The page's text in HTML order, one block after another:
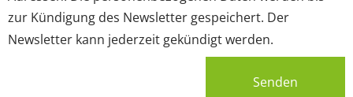
zur Kündigung des Newsletter gespeichert. Der
Newsletter kann jederzeit gekündigt werden.
Senden